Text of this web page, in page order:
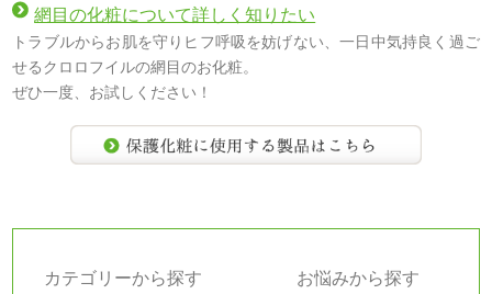
網目の化粧について詳しく知りたい
トラブルからお肌を守りヒフ呼吸を妨げない、一日中気持良く過ご
せるクロロフイルの網目のお化粧。
ぜひ一度、お試しください！
カテゴリーから探す お悩みから探す